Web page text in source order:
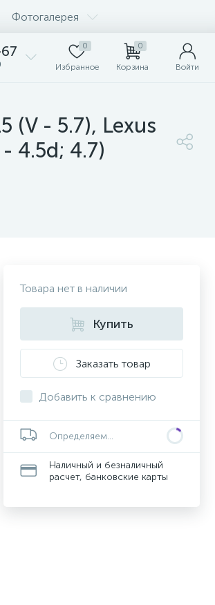
Фотогалерея
0
Избранное
0
Корзина Войти
(V - 5.7), Lexus
4.5d; 4.7)
Товара нет в наличии
Купить
Заказать товар
Добавить к сравнению
Определяем...
Наличный и безналичный
расчет, банковские карты